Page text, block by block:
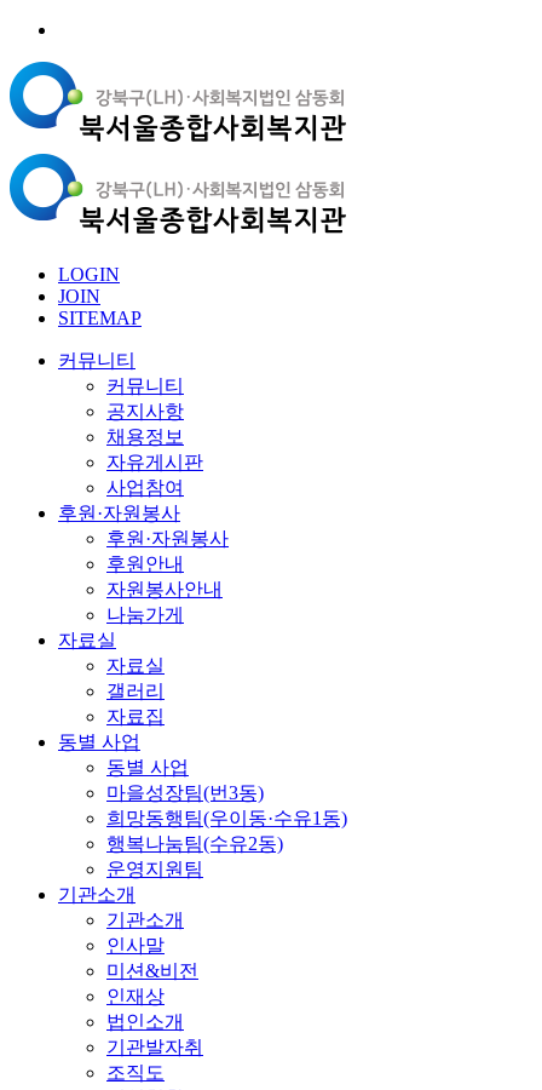
LOGIN
JOIN
SITEMAP
커뮤니티
커뮤니티
공지사항
채용정보
자유게시판
사업참여
후원·자원봉사
후원·자원봉사
후원안내
자원봉사안내
나눔가게
자료실
자료실
갤러리
자료집
동별 사업
동별 사업
마을성장팀(번3동)
희망동행팀(우이동·수유1동)
행복나눔팀(수유2동)
운영지원팀
기관소개
기관소개
인사말
미션&비전
인재상
법인소개
기관발자취
조직도